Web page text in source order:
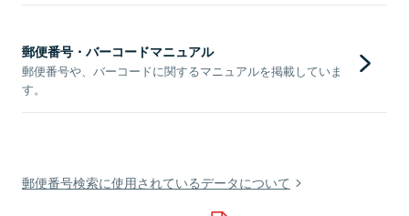
郵便番号・バーコードマニュアル
郵便番号や、バーコードに関するマニュアルを掲載していま
す。
郵便番号検索に使用されているデータについて